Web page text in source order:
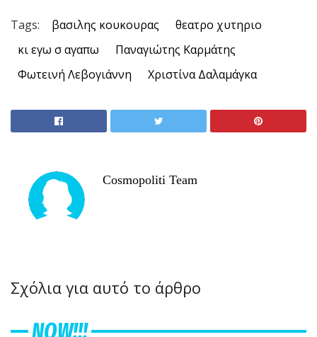
Tags: βασιλης κουκουρας
θεατρο χυτηριο
κι εγω σ αγαπω
Παναγιώτης Καρμάτης
Φωτεινή Λεβογιάννη
Χριστίνα Δαλαμάγκα
Cosmopoliti Team
Σχόλια για αυτό το άρθρο
NOW!!!